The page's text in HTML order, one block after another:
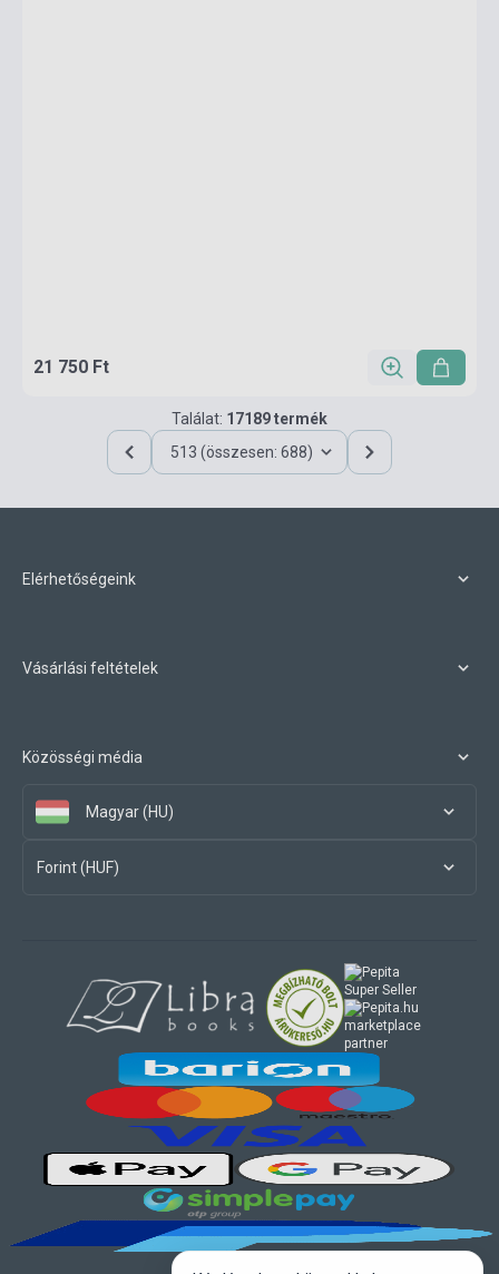
21 750 Ft
Találat: 17189 termék
513 (összesen: 688)
Elérhetőségeink
Vásárlási feltételek
Közösségi média
Magyar (HU)
Forint (HUF)
marketplace
partner